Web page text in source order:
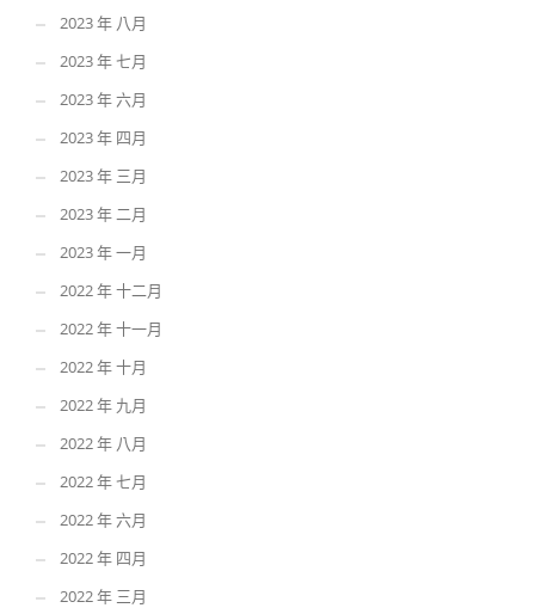
2023 年 八月
2023 年 七月
2023 年 六月
2023 年 四月
2023 年 三月
2023 年 二月
2023 年 一月
2022 年 十二月
2022 年 十一月
2022 年 十月
2022 年 九月
2022 年 八月
2022 年 七月
2022 年 六月
2022 年 四月
2022 年 三月